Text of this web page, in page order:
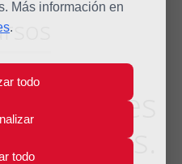
Más información en
.
todo
todo